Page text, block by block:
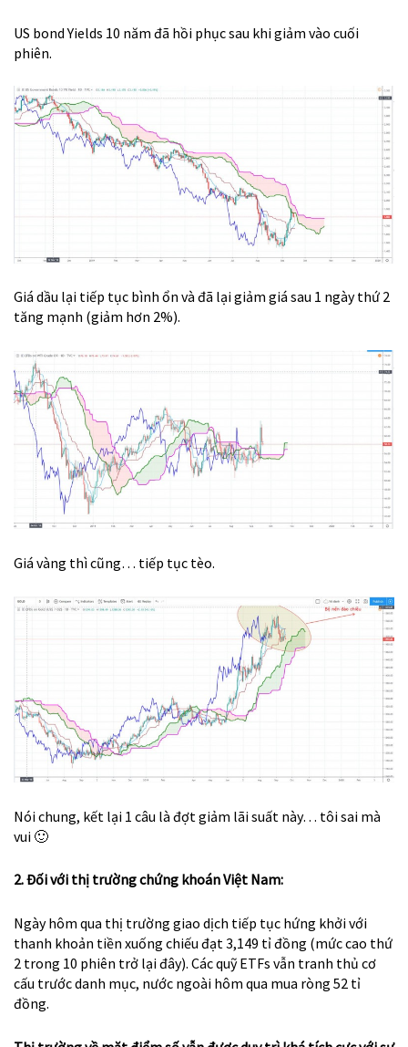
US bond Yields 10 năm đã hồi phục sau khi giảm vào cuối
phiên.
Giá dầu lại tiếp tục bình ổn và đã lại giảm giá sau 1 ngày thứ 2
tăng mạnh (giảm hơn 2%).
Giá vàng thì cũng… tiếp tục tèo.
Nói chung, kết lại 1 câu là đợt giảm lãi suất này… tôi sai mà
vui 🙂
2. Đối với thị trường chứng khoán Việt Nam:
Ngày hôm qua thị trường giao dịch tiếp tục hứng khởi với
thanh khoản tiền xuống chiếu đạt 3,149 tỉ đồng (mức cao thứ
2 trong 10 phiên trở lại đây). Các quỹ ETFs vẫn tranh thủ cơ
cấu trước danh mục, nước ngoài hôm qua mua ròng 52 tỉ
đồng.